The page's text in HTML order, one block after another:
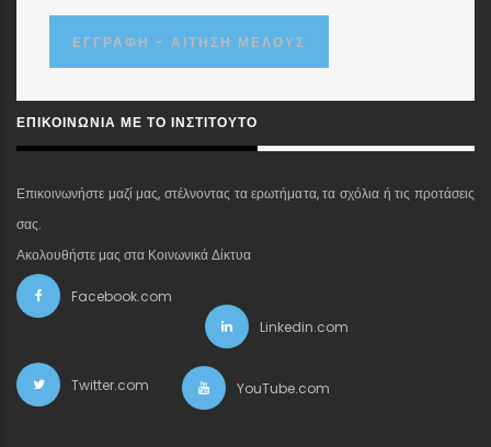
ΕΓΓΡΑΦΉ - ΑΊΤΗΣΗ ΜΈΛΟΥΣ
ΕΠΙΚΟΙΝΩΝΊΑ ΜΕ ΤΟ ΙΝΣΤΙΤΟΎΤΟ
Επικοινωνήστε μαζί μας, στέλνοντας τα ερωτήματα, τα σχόλια ή τις προτάσεις
σας.
Ακολουθήστε μας στα Κοινωνικά Δίκτυα
Facebook.com
Linkedin.com
Twitter.com YouTube.com